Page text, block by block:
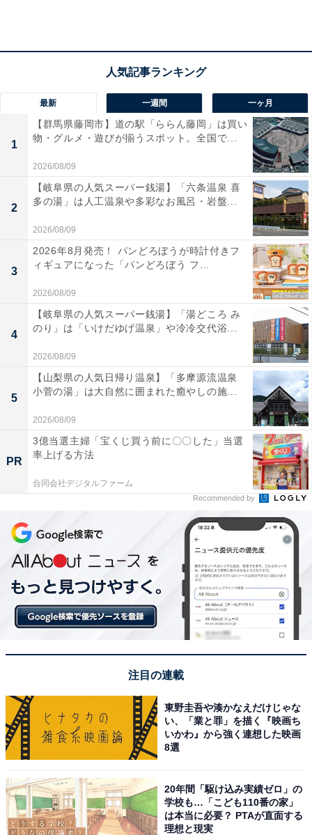
おすすめ神社２．紅葉八幡宮
豊かな緑が広がる紅葉山の山頂にある紅葉八幡宮（筆者撮影）
福岡市地下鉄空港線の藤崎駅から徒歩7分の紅葉山山頂
にある、紅葉八幡宮。春は桜、秋は紅葉が境内に咲き誇
る美しい神社です。福岡藩主・黒田家の守護神として発
展し、多くのご祭神を祭る早良総鎮守として地元市民に
愛されている一方で、遠方からの参拝者も多く、近年は
初詣参拝者が10万人を超えるのだとか。
おすすめ神社３．飯盛神社
最新 一週間 一ヶ月
1
【群馬県藤岡市】道の駅「ららん藤岡」は買い
物・グルメ・遊びが揃うスポット。全国で...
2026/08/09
2
【岐阜県の人気スーパー銭湯】「六条温泉 喜
多の湯」は人工温泉や多彩なお風呂・岩盤...
2026/08/09
3
2026年8月発売！ パンどろぼうが時計付きフ
ィギュアになった「パンどろぼう フ...
2026/08/09
4
【岐阜県の人気スーパー銭湯】「湯どころ み
のり」は「いけだゆげ温泉」や冷冷交代浴...
2026/08/09
5
【山梨県の人気日帰り温泉】「多摩源流温泉
小菅の湯」は大自然に囲まれた癒やしの施...
2026/08/09
PR
3億当選主婦「宝くじ買う前に〇〇した」当選
率上げる方法
合同会社デジタルファーム
Recommended by
注目の連載
東野圭吾や湊かなえだけじゃな
い、「業と罪」を描く『映画ち
いかわ』から強く連想した映画
8選
20年間「駆け込み実績ゼロ」の
学校も…「こども110番の家」
は本当に必要？ PTAが直面する
理想と現実